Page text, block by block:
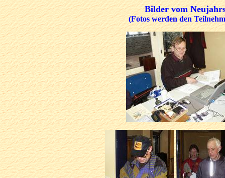
Bilder vom
(Fotos werden den